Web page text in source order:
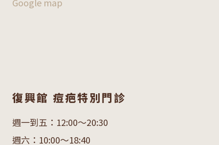
復興館 痘疤特別門診
週一到五：12:00～20:30
週六：10:00～18:40